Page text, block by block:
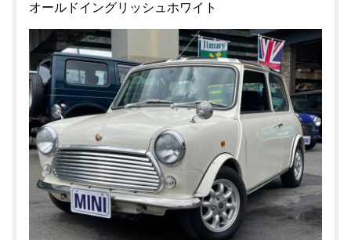
オールドイングリッシュホワイト